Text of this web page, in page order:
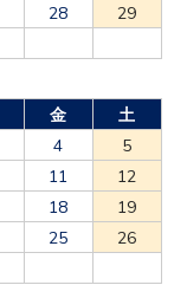
28
29
金
土
4
5
11
12
18
19
25
26